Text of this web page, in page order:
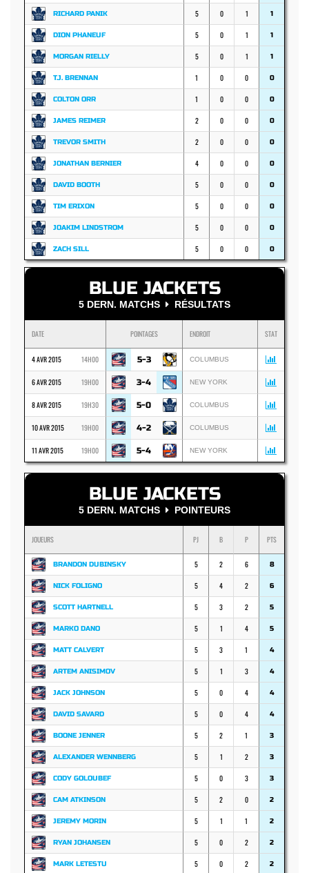
RICHARD PANIK 5 0 1 1
DION PHANEUF 5 0 1 1
MORGAN RIELLY 5 0 1 1
T.J. BRENNAN 1 0 0 0
COLTON ORR 1 0 0 0
JAMES REIMER 2 0 0 0
TREVOR SMITH 2 0 0 0
JONATHAN BERNIER 4 0 0 0
DAVID BOOTH 5 0 0 0
TIM ERIXON 5 0 0 0
JOAKIM LINDSTROM 5 0 0 0
ZACH SILL 5 0 0 0
BLUE JACKETS
5 DERN. MATCHS RÉSULTATS
DATE POINTAGES ENDROIT STAT
4 AVR 2015 14H00 5-3 COLUMBUS
6 AVR 2015 19H00 3-4 NEW YORK
8 AVR 2015 19H30 5-0 COLUMBUS
10 AVR 2015 19H00 4-2 COLUMBUS
11 AVR 2015 19H00 5-4 NEW YORK
BLUE JACKETS
5 DERN. MATCHS POINTEURS
JOUEURS PJ B P PTS
BRANDON DUBINSKY 5 2 6 8
NICK FOLIGNO 5 4 2 6
SCOTT HARTNELL 5 3 2 5
MARKO DANO 5 1 4 5
MATT CALVERT 5 3 1 4
ARTEM ANISIMOV 5 1 3 4
JACK JOHNSON 5 0 4 4
DAVID SAVARD 5 0 4 4
BOONE JENNER 5 2 1 3
ALEXANDER WENNBERG 5 1 2 3
CODY GOLOUBEF 5 0 3 3
CAM ATKINSON 5 2 0 2
JEREMY MORIN 5 1 1 2
RYAN JOHANSEN 5 0 2 2
MARK LETESTU 5 0 2 2